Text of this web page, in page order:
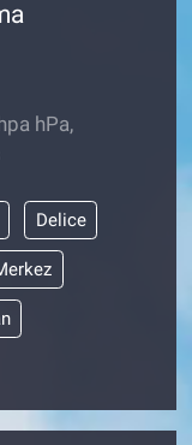
hPa,
Delice